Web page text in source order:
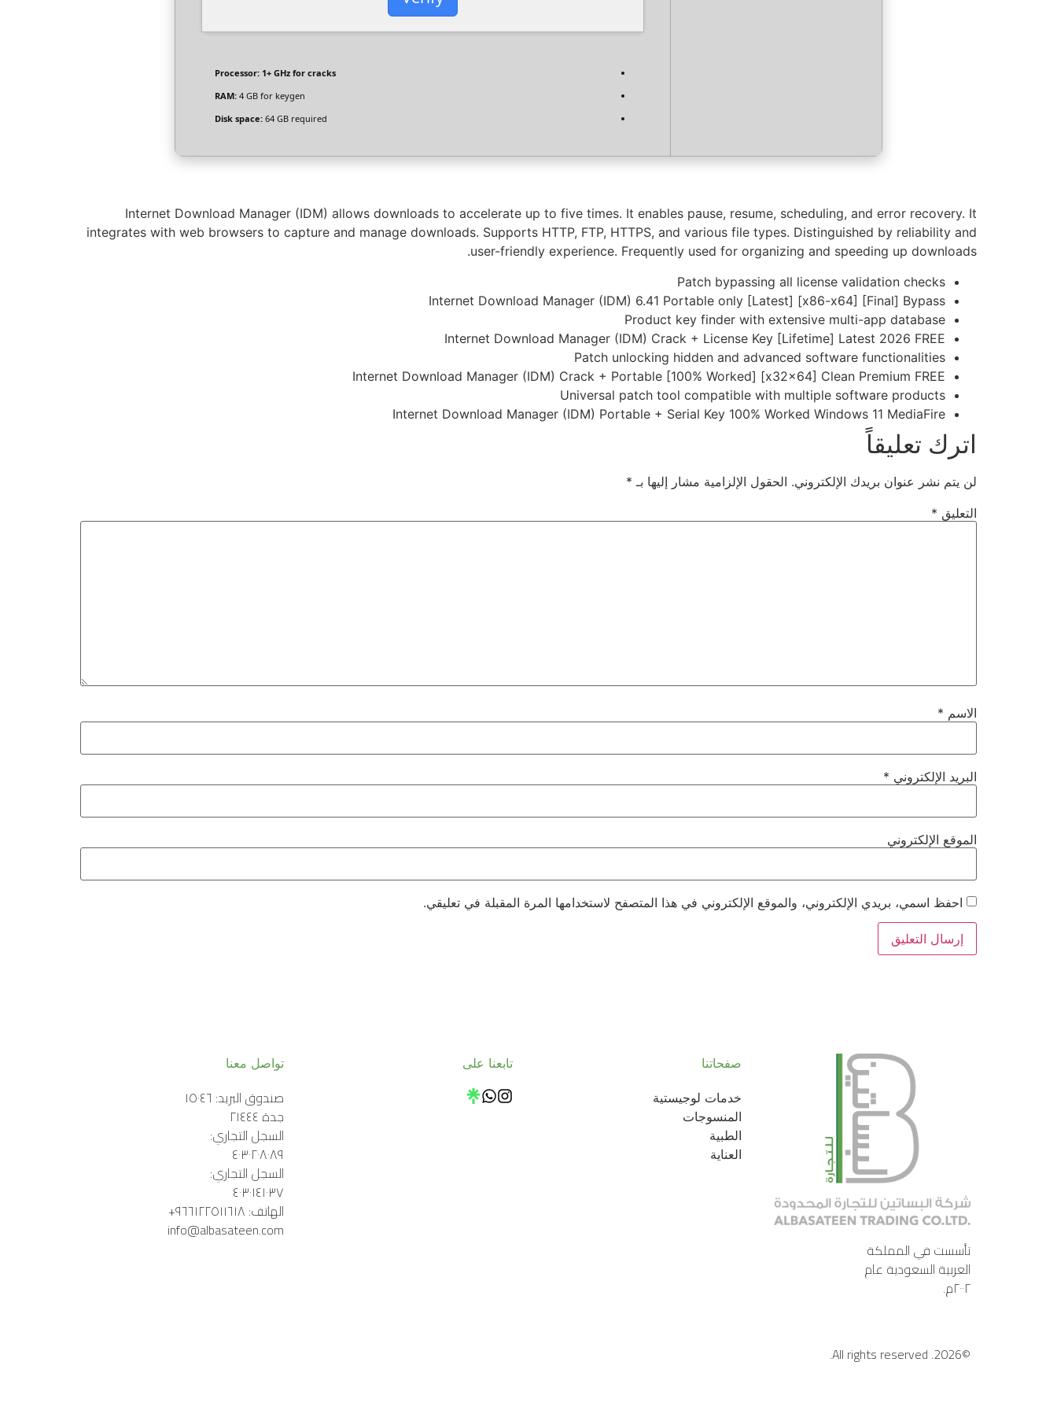
Processor: 1+ GHz for cracks
RAM: 4 GB for keygen
Disk space: 64 GB required
Internet Download Manager (IDM) allows downloads to accelerate up to five times. It enables pause, resume, scheduling, and error recovery. It
integrates with web browsers to capture and manage downloads. Supports HTTP, FTP, HTTPS, and various file types. Distinguished by reliability and
user-friendly experience. Frequently used for organizing and speeding up downloads.
Patch bypassing all license validation checks
Internet Download Manager (IDM) 6.41 Portable only [Latest] [x86-x64] [Final] Bypass
Product key finder with extensive multi-app database
Internet Download Manager (IDM) Crack + License Key [Lifetime] Latest 2026 FREE
Patch unlocking hidden and advanced software functionalities
Internet Download Manager (IDM) Crack + Portable [100% Worked] [x32x64] Clean Premium FREE
Universal patch tool compatible with multiple software products
Internet Download Manager (IDM) Portable + Serial Key 100% Worked Windows 11 MediaFire
اترك تعليقاً
لن يتم نشر عنوان بريدك الإلكتروني. الحقول الإلزامية مشار إليها بـ *
التعليق *
الاسم *
البريد الإلكتروني *
الموقع الإلكتروني
احفظ اسمي، بريدي الإلكتروني، والموقع الإلكتروني في هذا المتصفح لاستخدامها المرة المقبلة في تعليقي.
٢٠٠٢م.
صفحاتنا
خدمات لوجيستية
المنسوجات
الطبية
العناية
تابعنا على تواصل معنا
info@albasateen.com
©2026.
All rights reserved.